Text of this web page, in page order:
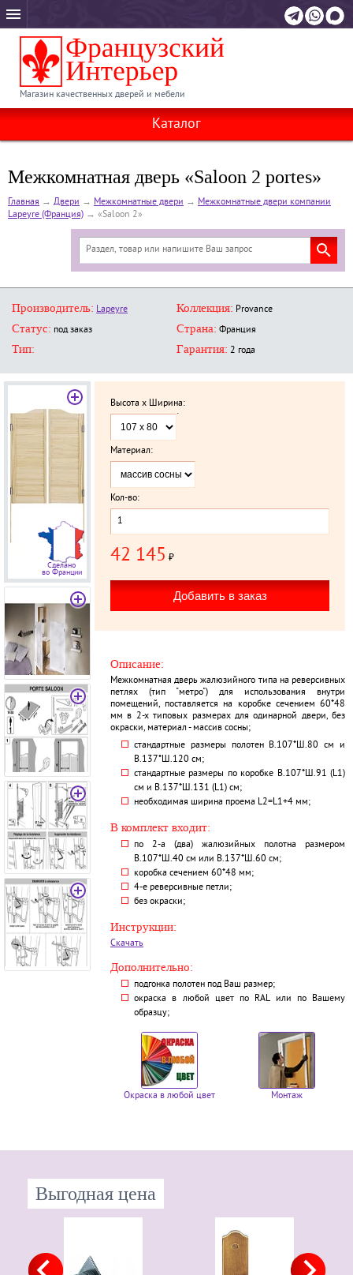
Магазин качественных дверей и мебели
Каталог
Межкомнатная дверь «Saloon 2 portes»
Главная → Двери → Межкомнатные двери → Межкомнатные двери компании
Lapeyre (Франция) → «Saloon 2»
Производитель: Lapeyre Коллекция: Provance
Статус: под заказ Страна: Франция
Тип: Гарантия: 2 года
Сделано
во Франции
Высота x Ширина:
Материал:
Кол-во:
`
42 145 ₽
Описание:
Межкомнатная дверь жалюзийного типа на реверсивных
петлях (тип "метро") для использования внутри
помещений, поставляется на коробке сечением 60*48
мм в 2-х типовых размерах для одинарной двери, без
окраски, материал - массив сосны;
стандартные размеры полотен В.107*Ш.80 см и
В.137*Ш.120 см;
стандартные размеры по коробке В.107*Ш.91 (L1)
см и В.137*Ш.131 (L1) см;
необходимая ширина проема L2=L1+4 мм;
В комплект входит:
по 2-а (два) жалюзийных полотна размером
В.107*Ш.40 см или В.137*Ш.60 см;
коробка сечением 60*48 мм;
4-е реверсивные петли;
без окраски;
Инструкции:
Скачать
Дополнительно:
подгонка полотен под Ваш размер;
окраска в любой цвет по RAL или по Вашему
образцу;
Окраска в любой цвет Монтаж
Выгодная цена